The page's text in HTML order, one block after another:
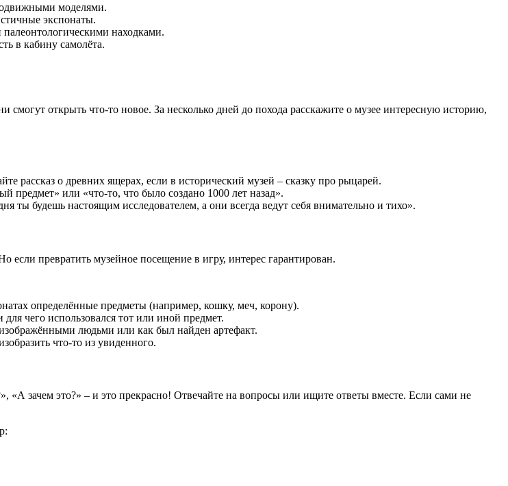
моделями.
экспонаты.
находками.
в кабину самолёта.
открыть что-то новое. За несколько дней до похода расскажите о музее интересную историю,
рассказ о древних ящерах, если в исторический музей – сказку про рыцарей.
предмет» или «что-то, что было создано 1000 лет назад».
ты будешь настоящим исследователем, а они всегда ведут себя внимательно и тихо».
если превратить музейное посещение в игру, интерес гарантирован.
определённые предметы (например, кошку, меч, корону).
чего использовался тот или иной предмет.
людьми или как был найден артефакт.
что-то из увиденного.
зачем это?» – и это прекрасно! Отвечайте на вопросы или ищите ответы вместе. Если сами не